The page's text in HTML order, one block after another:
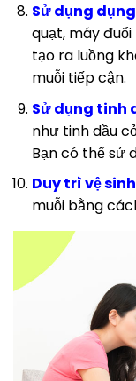
Sử dụng
quạt, máy
tạo ra luồng
muỗi tiếp cận.
Sử dụng tinh
như tinh dầu
Bạn có thể sử
Duy trì vệ
muỗi bằng